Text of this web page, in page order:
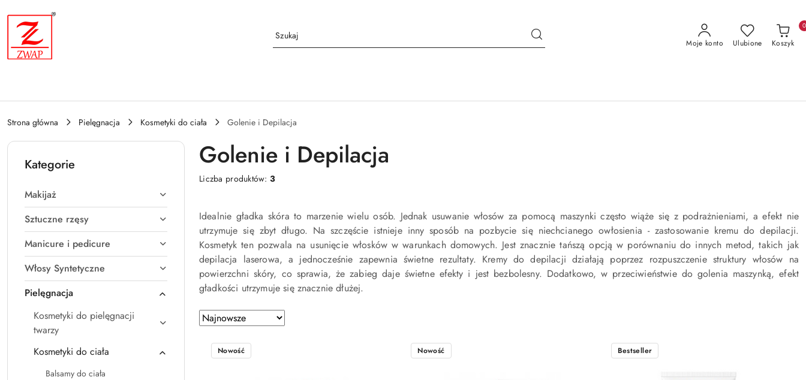
Przejdź do treści głównej
Przejdź do wyszukiwarki
Przejdź do moje konto
Przejdź do menu głównego
Przejdź do stopki
Moje konto Ulubione Koszyk
0
Strona główna Pielęgnacja Kosmetyki do ciała Golenie i Depilacja
Kategorie
Makijaż
Sztuczne rzęsy
Manicure i pedicure
Włosy Syntetyczne
Pielęgnacja
Kosmetyki do pielęgnacji
twarzy
Kosmetyki do ciała
Balsamy do ciała
Golenie i Depilacja
Liczba produktów:3
Idealnie gładka skóra to marzenie wielu osób. Jednak usuwanie włosów za pomocą maszynki często wiąże się z podrażnieniami, a efekt nie
utrzymuje się zbyt długo. Na szczęście istnieje inny sposób na pozbycie się niechcianego owłosienia - zastosowanie kremu do depilacji.
Kosmetyk ten pozwala na usunięcie włosków w warunkach domowych. Jest znacznie tańszą opcją w porównaniu do innych metod, takich jak
depilacja laserowa, a jednocześnie zapewnia świetne rezultaty. Kremy do depilacji działają poprzez rozpuszczenie struktury włosów na
powierzchni skóry, co sprawia, że zabieg daje świetne efekty i jest bezbolesny. Dodatkowo, w przeciwieństwie do golenia maszynką, efekt
gładkości utrzymuje się znacznie dłużej.
Zastosowano
sortowanie:
Najnowsze.
Sortuj
według
Nowość Nowość Bestseller